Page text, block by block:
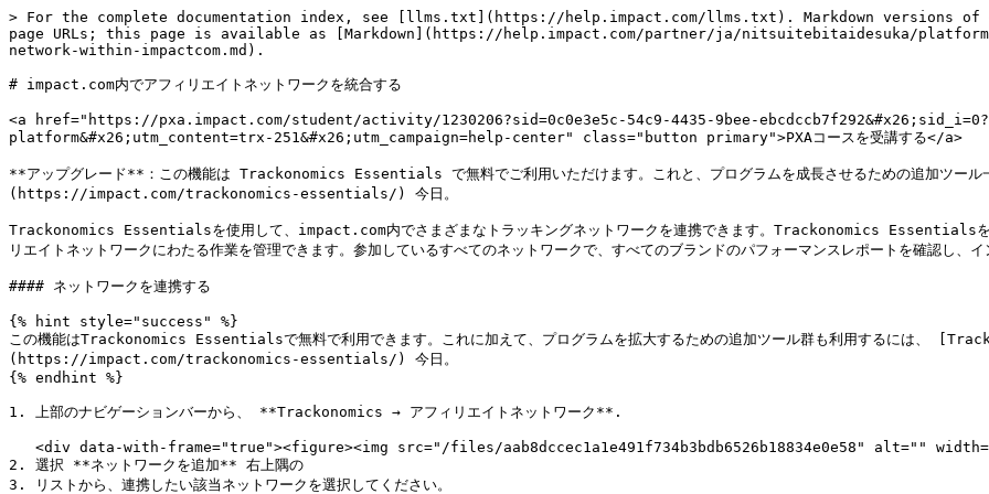
> For the complete documentation index, see [llms.txt](https://help.impact.com/llms.txt). Markdown versions of documentation pages are available by appending `.md` to page URLs; this page is available as [Markdown](https://help.impact.com/partner/ja/nitsuitebitaidesuka/platform-features/trackonomics/integrate-your-affiliate-network-within-impactcom.md).

# impact.com内でアフィリエイトネットワークを統合する

<a href="https://pxa.impact.com/student/activity/1230206?sid=0c0e3e5c-54c9-4435-9bee-ebcdccb7f292&#x26;sid_i=0?utm_source=app.impact.com&#x26;utm_medium=owned-platform&#x26;utm_content=trx-251&#x26;utm_campaign=help-center" class="button primary">PXAコースを受講する</a>

**アップグレード**：この機能は Trackonomics Essentials で無料でご利用いただけます。これと、プログラムを成長させるための追加ツール一式にアクセスするには、 [Trackonomics Essentials を有効化](https://impact.com/trackonomics-essentials/) 今日。

Trackonomics Essentialsを使用して、impact.com内でさまざまなトラッキングネットワークを連携できます。Trackonomics Essentialsを使うと、impact.comプラットフォームを離れることなく、複数のアフィリエイトネットワークにわたる作業を管理できます。参加しているすべてのネットワークで、すべてのブランドのパフォーマンスレポートを確認し、インサイトを得て、トラッキングリンクを作成できます。

#### ネットワークを連携する

{% hint style="success" %}
この機能はTrackonomics Essentialsで無料で利用できます。これに加えて、プログラムを拡大するための追加ツール群も利用するには、 [Trackonomics Essentials を有効化](https://impact.com/trackonomics-essentials/) 今日。
{% endhint %}

1. 上部のナビゲーションバーから、 **Trackonomics → アフィリエイトネットワーク**.

   <div data-with-frame="true"><figure><img src="/files/aab8dccec1a1e491f734b3bdb6526b18834e0e58" alt="" width="375"><figcaption></figcaption></figure></div>
2. 選択 **ネットワークを追加** 右上隅の
3. リストから、連携したい該当ネットワークを選択してください。
   * あるいは、検索バーを使って該当ネットワークをすばやく見つけることもできます。

     <div data-with-frame="true"><figure><img src="/files/60d5192782a7df26be7e8c10ab2d2e5d3c012009" alt=""><figcaption></figcaption></figure></div>
4. 該当のプラットフォームを選択したら、以下のタブでネットワークの設定に必要な連携手順をご確認ください:

{% tabs %}
{% tab title="AdTraction" %}

* **ニックネーム**：ニックネームを使用すると、デフォルトのプラットフォーム名をあなたにとってより意味のある名前に上書きできます。同じプラットフォームに複数のアカウントがある場合に便利です。
* **APIトークン**：APIトークンを確認するには、AdTractionアカウントにログインし、以下の手順に従ってください:
  1. 左側のナビゲーションメニューで、次を選択します **アカウント → 設定 → API**.
  2. ここでAPIトークンを確認できます。まだAPIキーを取得していない場合は、次を選択します **新しいAPIキーを作成** して生成します。
  3. 選択 **保存タブ** 完了したら。

     <div data-with-frame="true"><figure><img src="/files/c81e292d29b0c2a7ef8df13bfd7bbfe23f12807f" alt=""><figcaption></figcaption></figure></div>
* **このプラットフォームはどの通貨でレポートしますか？**：1つの [ISO 4217通貨コード](https://www.iso.org/iso-4217-currency-codes.html) が必要です（例：USD、EUR、GBPなど）。AdTractionアカウントに表示されている通貨を選択してください。
  {% endtab %}

{% tab title="Amazon" %}
**ステップ1：データソースを設定する**

* **ニックネーム：** ニックネームを使用すると、デフォルトのプラットフォーム名をあなたにとってより意味のある名前に上書きできます。同じプラットフォームに複数のアカウントがある場合に便利です。
* **ストアID：** ストアIDはAmazonアソシエイトアカウント内で確認できます。米国のパートナーの場合、ストアIDの末尾は-20になり、英国のパートナーの場合、末尾は-21になります。
* **ISO 4217通貨コード：** 1つの [ISO 4217通貨コード](https://www.iso.org/iso-4217-currency-codes.html) が必要です（例：USD、EUR、GBPなど）。
* **アフィリエイトプログラム：** 〜の ![](/files/6b046c899791e34f6c5bd96746feecd1f5fce12b) **\[ドロップダウンメニュー]**、データを追加したいAmazonアソシエイトのアフィリエイトプログラムを選択してください。

**ステップ2：データをアップロードする**

Amazonネットワークをimpact.comに連携した後は、Amazonから直接データを取得し、そのデータを手動でimpact.comにアップロードする必要があります。これは、Amazonがサードパーティのデータフィードへの直接接続を許可していないためです。

1. Amazonアカウントにログインします。
2. 上部のナビゲーションメニューから、 **レポート** そして **レポートをダウンロード**.
3. ポップアップ画面で、ダウンロードしたいレポートの期間を選択します。
   * impact.comにデータを初めてアップロードする場合、またはより過去のデータをアップロードしたい場合は、Amazonから3か月分のデータを一度にダウンロードすることをおすすめします。アップロードできるファイルの最大サイズは50MBです。Amazonで非常に大規模なプログラムを運用している場合は、より短い期間を選ぶ必要があるかもしれません。
4. 利用可能なすべての **\[チェックボックス]**.
5. 選択 ![](/files/40ba179e089a686fe582399227b4737e5047b235) \*\*\[ラジオボタン] XLSX\*\* を形式として。
6. 選択 **レポートを生成**.
7. レポートの準備ができたら、次に表示されます *利用可能なレポート* テーブル。次を選択します **ダウンロード** 各レポートに対して、.zipファイルがダウンロードされます。

   <div data-gb-custom-block data-tag="hint" data-style="info" class="hint hint-info"><p><strong>注：</strong> ファイルをアップロードする前に、zip圧縮されている、つまり圧縮されていることを確認してください。</p></div>
8. impact.comアカウントに移動します → **Trackonomics** → **アフィリエイトネットワーク**.
9. Amazonネットワークにカーソルを合わせ、次を選択します ![](/files/4927eb1e5c4fa3b3dc6c7e11a5ab7eb37b71050d) **\[その他]**.
10. 選択 **データをアップロード** そして、.zipファイルをアップロードします。
    {% endtab %}

{% tab title="AvantLink" %}

* **ニックネーム**：ニックネームを使用すると、デフォルトのプラットフォーム名をあなたにとってより意味のある名前に上書きできます。同じプラットフォームに複数のアカウントがある場合に便利です。
* **アフィリエイトIDとAPI認証キー**:
  1. AvantLinkアカウントにログインし、次へ移動します *Ad Tools* セクションに移動する必要があります。
  2. 次に、次が表示されるまで下にスクロールします *AvantLink API* 、その後、次を選択します **作成する**.

     <div data-with-frame="true"><figure><img src="/files/f9e99e74164dc42df9fcd4350737d261850a40e7" alt=""><figcaption></figcaption></figure></div>
  3. 次を選択します **APIキー** タブでAPIキーを表示します。APIキーが表示されない場合は、次を選択します **新しいキーを生成**.

     <div data-with-frame="true"><figure><img src="/files/5dbd4c66e18fbba365894f6bd3235766bd8fc5f8" alt=""><figcaption></figcaption></figure></div>

{% endtab %}

{% tab title="Awin" %}

* **ニックネーム**：ニックネームを使用すると、デフォルトのプラットフォーム名をあなたにとってより意味のある名前に上書きできます。同じプラットフォームに複数のアカウントがある場合に便利です。
* **APIキー**:
  1. 右上のメニューバーで、次を選択します **API 認証情報**.

     <div data-with-frame="true"><figure><img src="/files/7d094a850b7bcfb9cbbbe1cabd35aa88783ab80b" alt=""><figcaption></figcaption></figure></div>
  2. OAuth2トークンを取得するには、ログインパスワードを入力し、次を選択します **APIトークンを表示**.
  3. APIトークンをコピーし、オンボーディングフォームに貼り付けます。

     <div data-with-frame="true"><figure><img src="/files/879826613a05fbc8cdb81f42e2a1cdc4b054ddfe" alt=""><figcaption></figcaption></figure></div>
* **タイムゾーンを確認する**:
  1. メインページでアカウント名を選択します。
  2. 選択 **アカウント → 地域**.
  3. 下にスクロールして主要タイムゾーンを見つけ、オンボーディングフォームで同じタイムゾーンを選択します。

     <div data-with-frame="true"><figure><img src="/files/ecd3a6ff97fbba764d51b86e5a448f9abadbdfcd" alt=""><figcaption></figcaption></figure></div>

{% endtab %}

{% tab title="CJ" %}

* **ニックネーム**：ニックネームを使用すると、デフォルトのプラットフォーム名をあなたにとってより意味のある名前に上書きできます。同じプラットフォームに複数のアカウントがある場合に便利です。
* **ユーザー名**：CJアカウントにログインするときに使用するユーザー名を入力してください。
* **パスワード**：CJアカウントにログインするときに使用するパスワードを入力してください。
* **パーソナルアクセストークン**:
  1. パーソナルアクセストークンは次から取得できます [CJデベロッパーポータル](https://developers.cj.com/account/personal-access-tokens) .
  2. ログインしていることを確認してください。まだログインしていない場合は、次を選択します **ここをクリックしてログイン** 表示されるロックされたメッセージ上の

     <div data-with-frame="true"><figure><img src="/files/bbce9eee194dd7d38012af60e38659f6abc2f5c3" alt=""><figcaption></figcaption></figure></div>
  3. ログインしたら、次を選択します **新しいパーソナルアクセストークンを登録**.
  4. 入力 **Trackonomics** として *トークン名* そして次を選択します **登録**.

     <div data-with-frame="true"><figure><img src="/files/adb99d3b38639ab29a35971d1fd27655d2f33648" alt=""><figcaption></figcaption></figure></div>
  * 26文字のトークンが表示されます。ダイアログを閉じるかページを離れると、トークンは再表示されないため、必ずコピーしてください。
    {% endtab %}

{% tab title="FlexOffers" %}

* **ニックネーム**：ニックネームを使用すると、デフォルトのプラットフォーム名をあなたにとってより意味のある